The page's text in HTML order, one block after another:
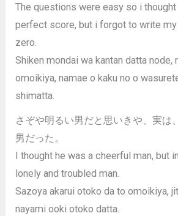
The questions were easy so i
perfect score, but i forgot to write
zero.
Shiken mondai wa kantan datta node,
omoikiya, namae o kaku no o
shimatta.
さぞや明るい男だと思いきや、実は
男だった。
I thought he was a cheerful man, but
lonely and troubled man.
Sazoya akarui otoko da to omoikiya,
nayami ooki otoko datta.